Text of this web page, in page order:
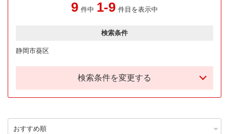
9 件中 1-9 件目を表示中
検索条件
静岡市葵区
検索条件を変更する